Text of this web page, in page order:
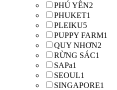
PHÚ YÊN2
PHUKET1
PLEIKU5
PUPPY FARM1
QUY NHƠN2
RỪNG SÁC1
SAPa1
SEOUL1
SINGAPORE1